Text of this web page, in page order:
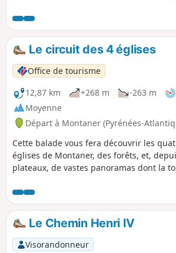
Le circuit des 4 églises
Office de tourisme
12,87 km
+268 m -263 m
Moyenne
Départ à Montaner (Pyrénées-
Cette balade vous fera découvrir les
églises de Montaner, des forêts, et,
plateaux, de vastes panoramas dont la
Le Chemin Henri IV
Visorandonneur